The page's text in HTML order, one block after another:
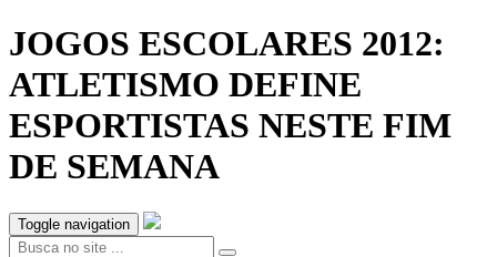
JOGOS ESCOLARES 2012:
ATLETISMO DEFINE
ESPORTISTAS NESTE FIM
DE SEMANA
Toggle navigation